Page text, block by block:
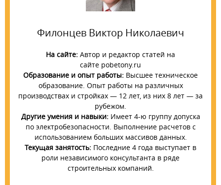
Филонцев Виктор Николаевич
На сайте: Автор и редактор статей на
сайте pobetony.ru
Образование и опыт работы: Высшее техническое
образование. Опыт работы на различных
производствах и стройках — 12 лет, из них 8 лет — за
рубежом.
Другие умения и навыки:Имеет 4-ю группу допуска
по электробезопасности. Выполнение расчетов с
использованием больших массивов данных.
Текущая занятость: Последние 4 года выступает в
роли независимого консультанта в ряде
строительных компаний.